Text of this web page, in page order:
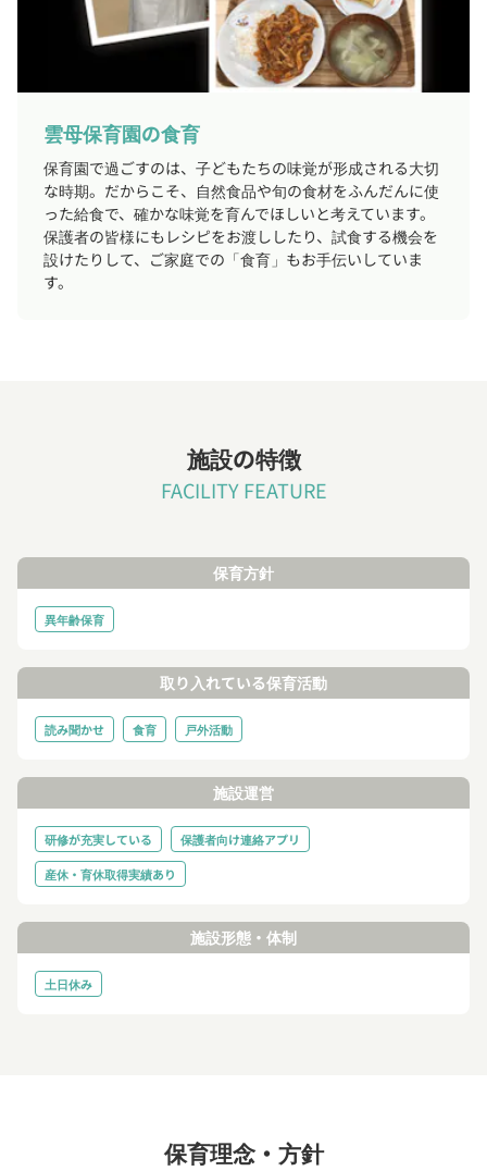
雲母保育園の食育
保育園で過ごすのは、子どもたちの味覚が形成される大切
な時期。だからこそ、自然食品や旬の食材をふんだんに使
った給食で、確かな味覚を育んでほしいと考えています。
保護者の皆様にもレシピをお渡ししたり、試食する機会を
設けたりして、ご家庭での「食育」もお手伝いしていま
す。
施設の特徴
FACILITY FEATURE
保育方針
異年齢保育
取り入れている保育活動
読み聞かせ 食育 戸外活動
施設運営
研修が充実している
保護者向け連絡アプリ
産休・育休取得実績あり
施設形態・体制
土日休み
保育理念・方針